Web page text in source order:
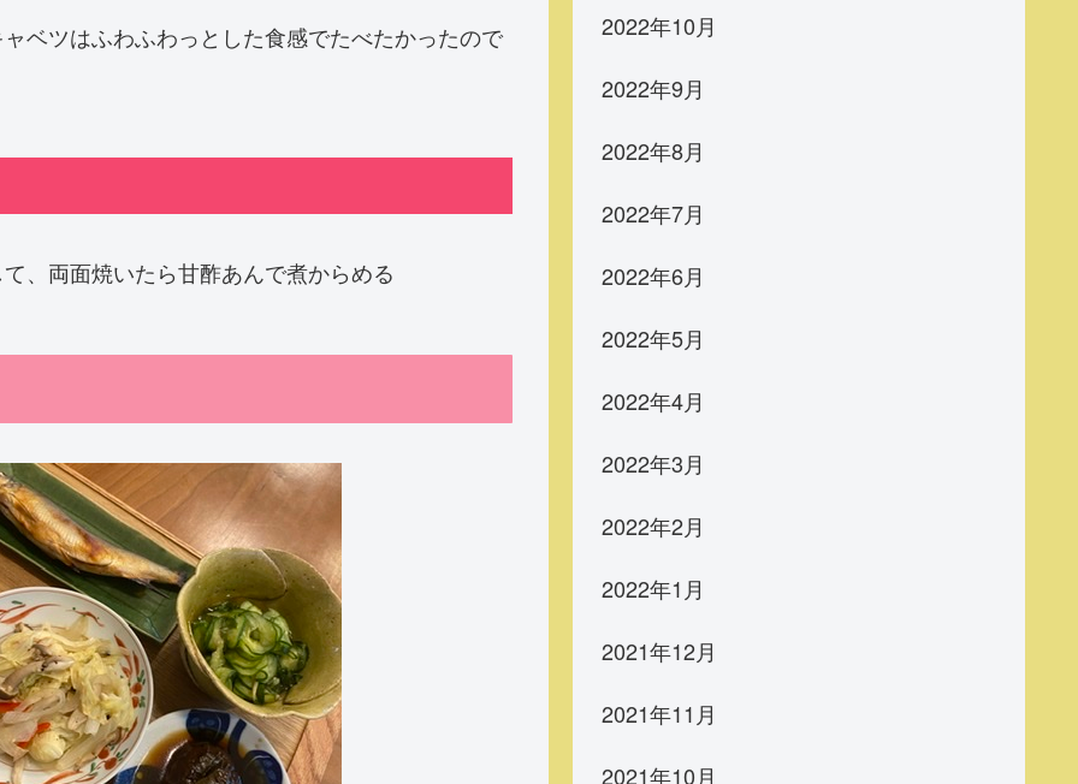
ベツはふわふわっとした食感でたべたかったので
、両面焼いたら甘酢あんで煮からめる
2022年10月
2022年9月
2022年8月
2022年7月
2022年6月
2022年5月
2022年4月
2022年3月
2022年2月
2022年1月
2021年12月
2021年11月
2021年10月